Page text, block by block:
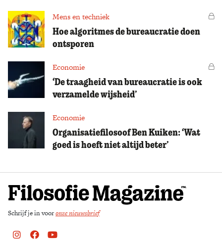
Mens en techniek
Hoe algoritmes de bureaucratie doen
ontsporen
Economie
‘De traagheid van bureaucratie is ook
verzamelde wijsheid’
Economie
Organisatiefilosoof Ben Kuiken: ‘Wat
goed is hoeft niet altijd beter’
Schrijf je in vooronze nieuwsbrief
Instagram
FacebookYoutube